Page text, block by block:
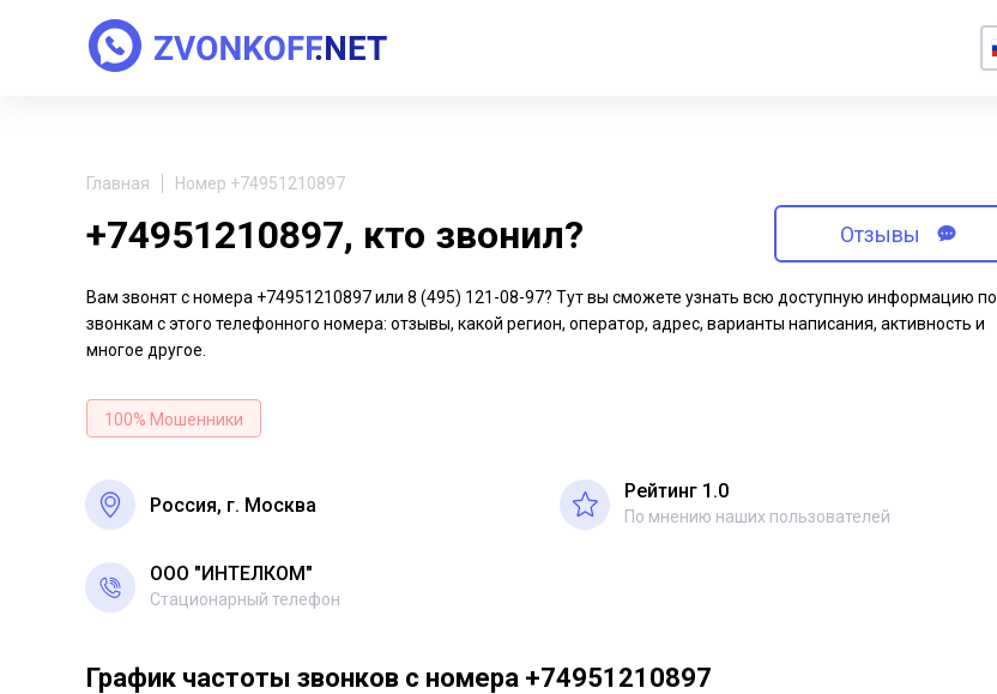
Главная Номер +74951210897
+74951210897, кто звонил? Отзывы
Вам звонят с номера +74951210897 или 8 (495) 121-08-97? Тут вы сможете узнать всю доступную информацию по
звонкам с этого телефонного номера: отзывы, какой регион, оператор, адрес, варианты написания, активность и
многое другое.
100% Мошенники
Россия, г. Москва
Рейтинг 1.0
По мнению наших пользователей
ООО "ИНТЕЛКОМ"
Стационарный телефон
График частоты звонков с номера +74951210897